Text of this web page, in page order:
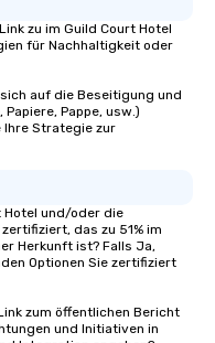
zu im Guild Court Hotel
für Nachhaltigkeit oder
auf die Beseitigung und
Pappe, usw.)
Ihre Strategie zur
Hotel und/oder die
das zu 51% im
Herkunft ist? Falls Ja,
Optionen Sie zertifiziert
zum öffentlichen Bericht
und Initiativen in